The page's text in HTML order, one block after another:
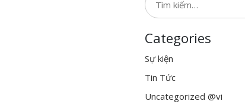
Categories
Sự kiện
Tin Tức
Uncategorized @vi